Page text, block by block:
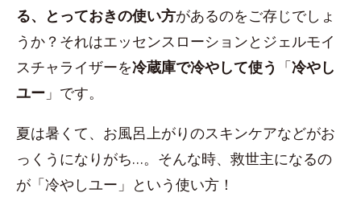
る、とっておきの使い方があるのをご存じでしょ
うか？それはエッセンスローションとジェルモイ
スチャライザーを冷蔵庫で冷やして使う 「冷やし
ユー 」です。
夏は暑くて、お風呂上がりのスキンケアなどがお
っくうになりがち…。そんな時、救世主になるの
が「冷やしユー」という使い方！